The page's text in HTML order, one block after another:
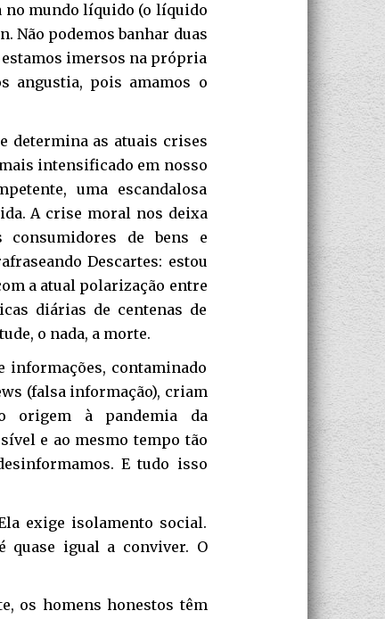
mundo líquido (o líquido
Não podemos banhar duas
imersos na própria
angustia, pois amamos o
determina as atuais crises
intensificado em nosso
uma escandalosa
A crise moral nos deixa
consumidores de bens e
Descartes: estou
a atual polarização entre
diárias de centenas de
o nada, a morte.
informações, contaminado
(falsa informação), criam
origem à pandemia da
e ao mesmo tempo tão
E tudo isso
exige isolamento social.
quase igual a conviver. O
os homens honestos têm